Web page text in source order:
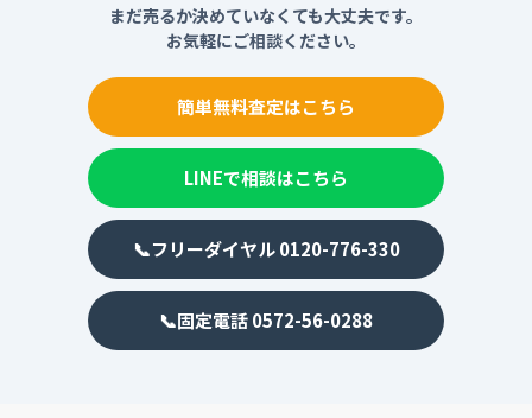
まだ売るか決めていなくても大丈夫です。
お気軽にご相談ください。
簡単無料査定はこちら
LINEで相談はこちら
📞フリーダイヤル 0120-776-330
📞固定電話 0572-56-0288